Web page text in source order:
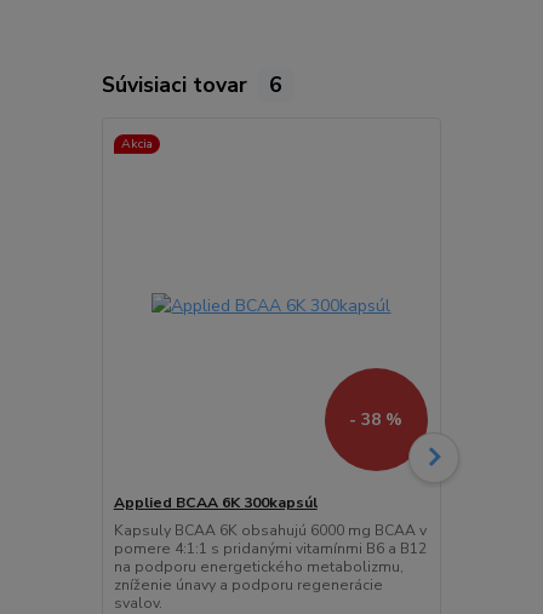
Súvisiaci tovar 6
Akcia
- 38 %
Applied BCAA 6K 300kapsúl
Kapsuly BCAA 6K obsahujú 6000 mg BCAA v
pomere 4:1:1 s pridanými vitamínmi B6 a B12
na podporu energetického metabolizmu,
zníženie únavy a podporu regenerácie
svalov.